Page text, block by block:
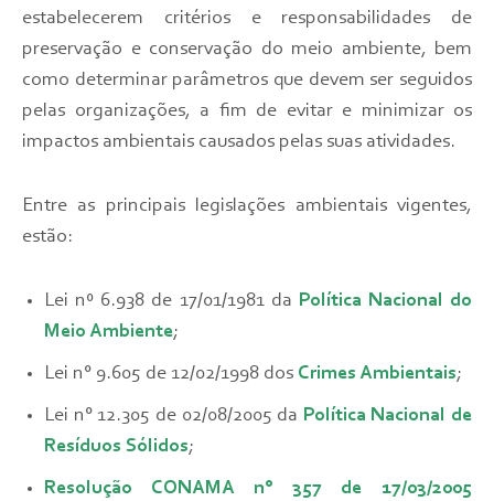
estabelecerem critérios e responsabilidades de
preservação e conservação do meio ambiente, bem
como determinar parâmetros que devem ser seguidos
pelas organizações, a fim de evitar e minimizar os
impactos ambientais causados pelas suas atividades.
Entre as principais legislações ambientais vigentes,
estão:
Lei nº 6.938 de 17/01/1981 da Política Nacional do
Meio Ambiente;
Lei n° 9.605 de 12/02/1998 dos Crimes Ambientais;
Lei n° 12.305 de 02/08/2005 da Política Nacional de
Resíduos Sólidos;
Resolução CONAMA n° 357de 17/03/2005